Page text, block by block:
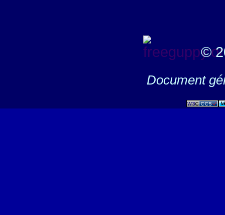
©
Document